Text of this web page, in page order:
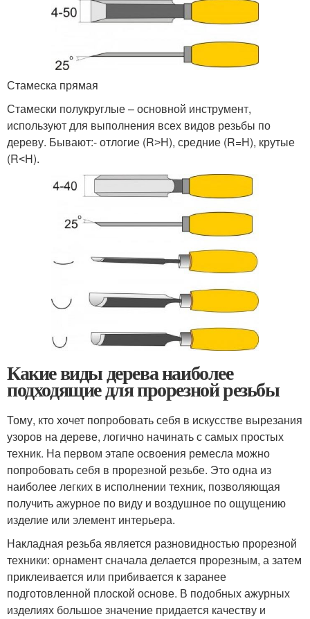
Стамеска прямая
Стамески полукруглые – основной инструмент,
используют для выполнения всех видов резьбы по
дереву. Бывают:- отлогие (R˃H), средние (R=H), крутые
(R˂H).
Какие виды дерева наиболее
подходящие для прорезной резьбы
Тому, кто хочет попробовать себя в искусстве вырезания
узоров на дереве, логично начинать с самых простых
техник. На первом этапе освоения ремесла можно
попробовать себя в прорезной резьбе. Это одна из
наиболее легких в исполнении техник, позволяющая
получить ажурное по виду и воздушное по ощущению
изделие или элемент интерьера.
Накладная резьба является разновидностью прорезной
техники: орнамент сначала делается прорезным, а затем
приклеивается или прибивается к заранее
подготовленной плоской основе. В подобных ажурных
изделиях большое значение придается качеству и